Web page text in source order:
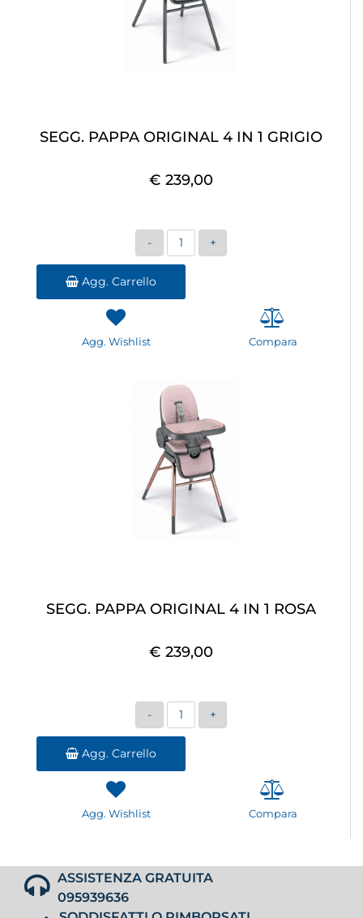
SEGG. PAPPA ORIGINAL 4 IN 1 GRIGIO
€ 239,00
Quantità
Agg. Carrello
Agg. Wishlist Compara
SEGG. PAPPA ORIGINAL 4 IN 1 ROSA
€ 239,00
Quantità
Agg. Carrello
Agg. Wishlist Compara
ASSISTENZA GRATUITA
095939636